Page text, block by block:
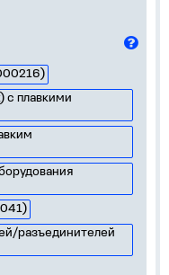
с плавкими
разъединителей